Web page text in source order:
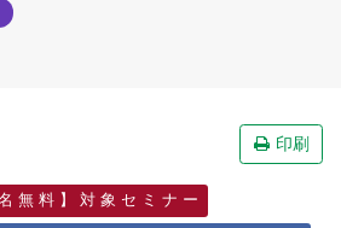
印刷
無 料 】 対 象 セ ミ ナ ー